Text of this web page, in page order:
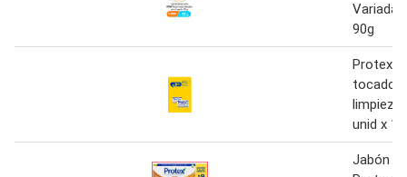
90g
Protex
tocador
limpieza
unid x
Jabón